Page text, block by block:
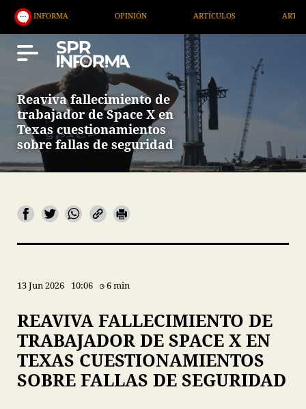
OPINIÓN ARTÍCULOS ARTE /
Reaviva fallecimiento de
trabajador de Space X en
Texas cuestionamientos
sobre fallas de seguridad
13 Jun 2026 10:06 6 min
REAVIVA FALLECIMIENTO DE
TRABAJADOR DE SPACE X EN
TEXAS CUESTIONAMIENTOS
SOBRE FALLAS DE SEGURIDAD